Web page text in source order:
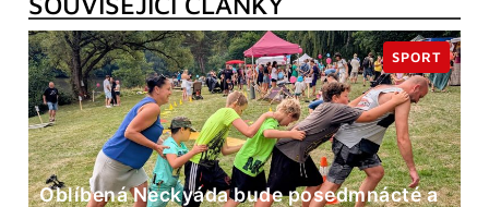
Oblíbená Neckyáda bude posedmnácté a
SPORT